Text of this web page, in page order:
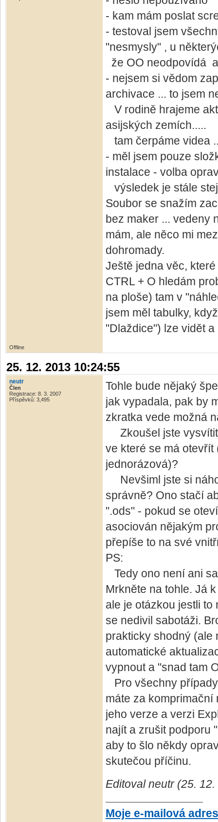
- kam mám poslat
- testoval jsem
"nesmysly" , u
že OO neodpovídá
- nejsem si vědom
archivace ... to jsem
V rodině hrajeme
asijských zemích.....
tam čerpáme videa
- měl jsem pouze
instalace - volba
výsledek je stále
Soubor se snažím
bez maker ... vedeny
mám, ale něco mi
dohromady.
Ještě jedna věc,
CTRL + O hledám
na ploše) tam v
jsem měl tabulky,
"Dlaždice") lze vidět
Offline
25. 12. 2013 10:24:55
neutr
Člen
Registrace: 8. 3. 2007
Příspěvků: 3,495
Tohle bude nějaký
jak vypadala, pak by
zkratka vede možná
Zkoušel jste vysvítit
ve které se má
jednorázová)?
Nevšiml jste si
správně? Ono stačí
".ods" - pokud se
asociován nějakým
přepíše to na své
PS:
Tedy ono není ani
Mrkněte na tohle. Já
ale je otázkou jestli
se nedivil sabotáži.
prakticky shodný (ale
automatické
vypnout a "snad tam
Pro všechny
máte za komprimační
jeho verze a verzi
najít a zrušit podporu
aby to šlo někdy
skutečou příčinu.
Editoval neutr (25.
Moje e-mailová